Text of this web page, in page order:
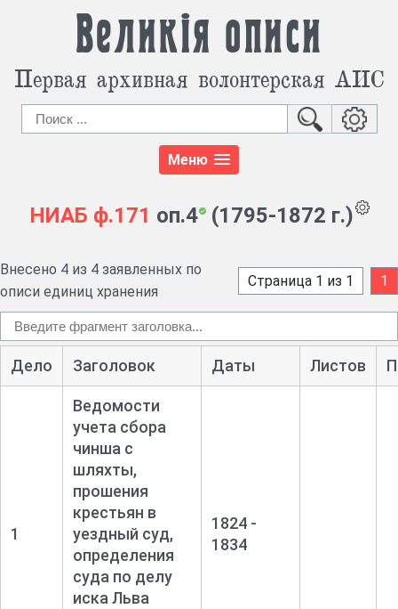
Великія описи
Первая архивная волонтерская АИС
Меню
НИАБ ф.171 оп.4 (1795-1872 г.)
Внесено 4 из 4 заявленных по
описи единиц хранения
Страница 1 из 1 1
Дело Заголовок Даты Листов
1
Ведомости
учета сбора
чинша с
шляхты,
прошения
крестьян в
уездный суд,
определения
суда по делу
иска Льва
1824 -
1834